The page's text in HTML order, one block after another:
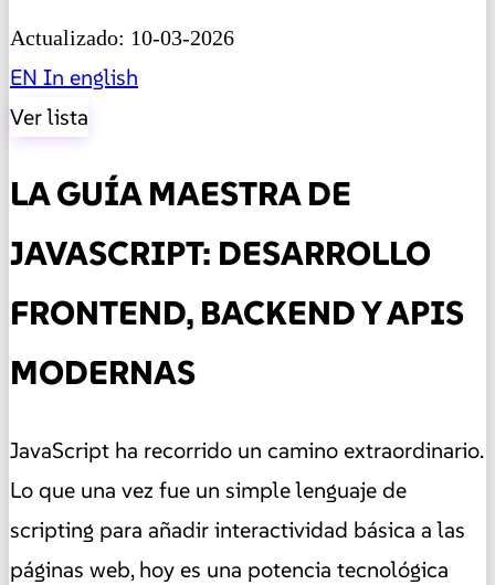
Actualizado: 10-03-2026
EN In english
Ver lista
LA GUÍA MAESTRA DE
JAVASCRIPT: DESARROLLO
FRONTEND, BACKEND Y APIS
MODERNAS
JavaScript ha recorrido un camino extraordinario.
Lo que una vez fue un simple lenguaje de
scripting para añadir interactividad básica a las
páginas web, hoy es una potencia tecnológica